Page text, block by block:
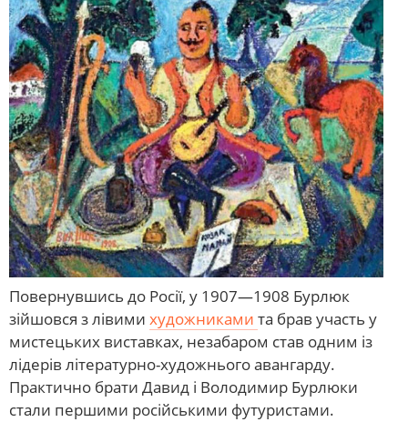
Повернувшись до Росії, у 1907—1908 Бурлюк
зійшовся з лівими художниками та брав участь у
мистецьких виставках, незабаром став одним із
лідерів літературно-художнього авангарду.
Практично брати Давид і Володимир Бурлюки
стали першими російськими футуристами.